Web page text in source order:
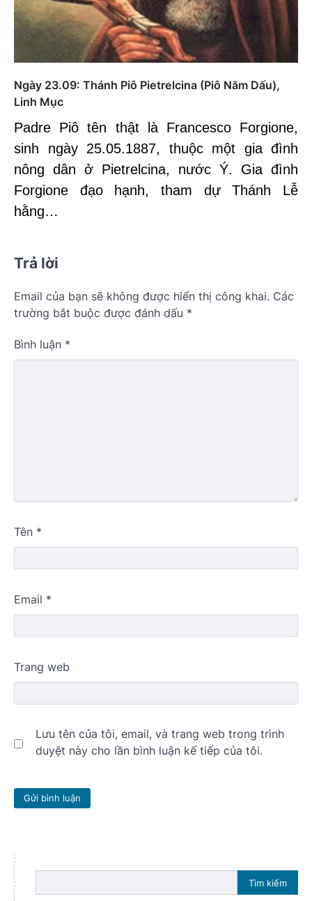
Ngày 23.09: Thánh Piô Pietrelcina (Piô Năm Dấu),
Linh Mục
Padre Piô tên thật là Francesco Forgione,
sinh ngày 25.05.1887, thuộc một gia đình
nông dân ở Pietrelcina, nước Ý. Gia đình
Forgione đạo hạnh, tham dự Thánh Lễ
hằng…
Trả lời
Email của bạn sẽ không được hiển thị công khai. Các
trường bắt buộc được đánh dấu *
Bình luận *
Tên *
Email *
Trang web
Lưu tên của tôi, email, và trang web trong trình
duyệt này cho lần bình luận kế tiếp của tôi.
Tìm kiếm